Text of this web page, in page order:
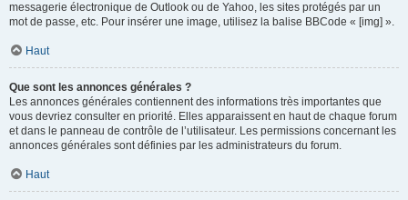
messagerie électronique de Outlook ou de Yahoo, les sites protégés par un
mot de passe, etc. Pour insérer une image, utilisez la balise BBCode « [img] ».
Haut
Que sont les annonces générales ?
Les annonces générales contiennent des informations très importantes que
vous devriez consulter en priorité. Elles apparaissent en haut de chaque forum
et dans le panneau de contrôle de l’utilisateur. Les permissions concernant les
annonces générales sont définies par les administrateurs du forum.
Haut